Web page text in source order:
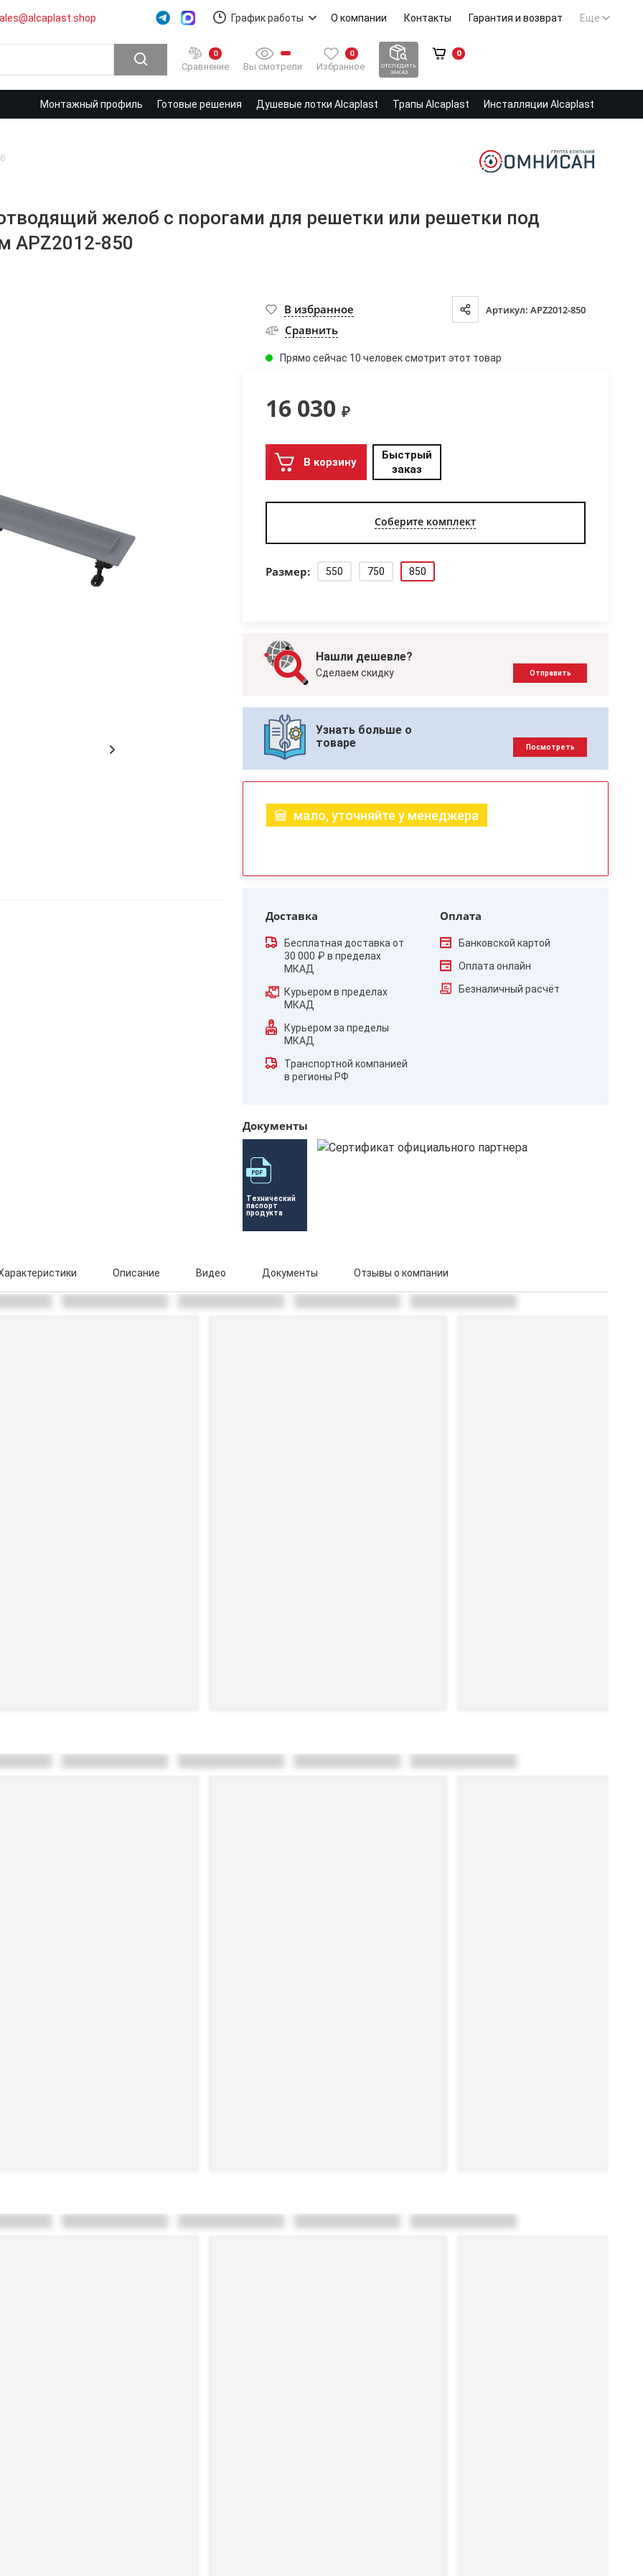
График работы О компании Контакты Гарантия и возврат Еще
0
Сравнение Вы смотрели
0
Избранное
ОТСЛЕДИТЬ
ЗАКАЗ
0
Монтажный профиль Готовые решения Душевые лотки Alcaplast Трапы Alcaplast Инсталляции Alcaplast
желоб с порогами для решетки или решетки под
APZ2012-850
В избранное Артикул: APZ2012-850
Сравнить
Прямо сейчас 10 человек смотрит этот товар
16 030 ₽
В корзину
Быстрый
заказ
Соберите комплект
Размер: 550 750 850
Нашли дешевле?
Сделаем скидку Отправить
Узнать больше о
товаре
Посмотреть
мало, уточняйте у менеджера
Доставка
Бесплатная доставка от
30 000 ₽ в пределах
МКАД
Курьером в пределах
МКАД
Курьером за пределы
МКАД
Транспортной компанией
в регионы РФ
Оплата
Банковской картой
Оплата онлайн
Безналичный расчёт
Документы
Технический
паспорт
продукта
Описание Видео Документы Отзывы о компании